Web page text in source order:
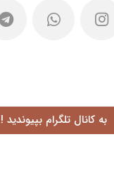
به کانال تلگرام بپیوندید !